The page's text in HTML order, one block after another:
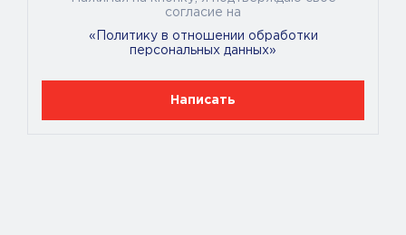
КлассОпасностиТовара
согласие на
«Политику в отношении обработки
персональных данных»
Написать